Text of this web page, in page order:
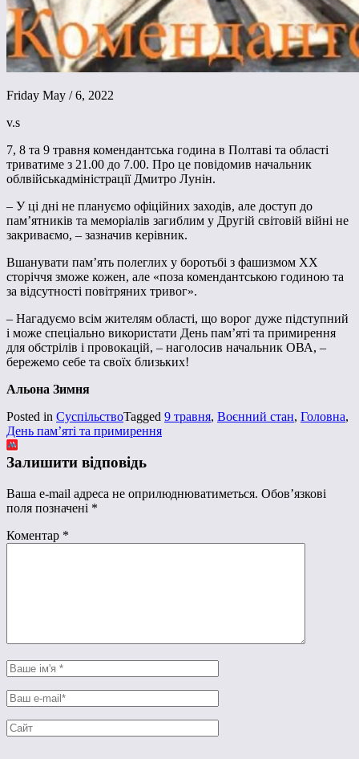
Friday May / 6, 2022
v.s
7, 8 та 9 травня комендантська година в Полтаві та області
триватиме з 21.00 до 7.00. Про це повідомив начальник
облвійськадміністрації Дмитро Лунін.
– У ці дні не плануємо офіційних заходів, але доступ до
пам’ятників та меморіалів загиблим у Другій світовій війні не
закриваємо, – зазначив керівник.
Вшанувати пам’ять полеглих у боротьбі з фашизмом ХХ
сторіччя зможе кожен, але «поза комендантською годиною та
за відсутності повітряних тривог».
– Нагадуємо всім жителям області, що ворог дуже підступний
і може спеціально використати День пам’яті та примирення
для обстрілів і провокацій, – наголосив начальник ОВА, –
бережемо себе та своїх близьких!
Альона Зимня
Posted in СуспільствоTagged 9 травня, Воєнний стан, Головна,
День пам’яті та примирення
Залишити відповідь
Ваша e-mail адреса не оприлюднюватиметься. Обов’язкові
поля позначені *
Коментар *